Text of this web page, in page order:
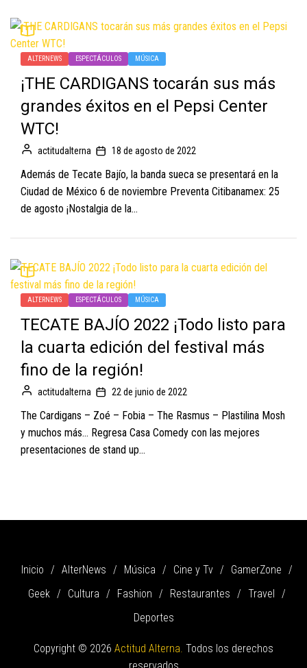
ALTERNEWS ESPECTÁCULOS MÚSICA
¡THE CARDIGANS tocarán sus más
grandes éxitos en el Pepsi Center
WTC!
actitudalterna 18 de agosto de 2022
Además de Tecate Bajío, la banda sueca se presentará en la
Ciudad de México 6 de noviembre Preventa Citibanamex: 25
de agosto ¡Nostalgia de la...
ALTERNEWS ESPECTÁCULOS MÚSICA
TECATE BAJÍO 2022 ¡Todo listo para
la cuarta edición del festival más
fino de la región!
actitudalterna 22 de junio de 2022
The Cardigans – Zoé – Fobia – The Rasmus – Plastilina Mosh
y muchos más… Regresa Casa Comedy con las mejores
presentaciones de stand up...
Inicio AlterNews Música Cine y Tv
GamerZone
Geek
Cultura Fashion Restaurantes
Travel
Deportes
Copyright © 2026 Actitud Alterna. Todos los derechos